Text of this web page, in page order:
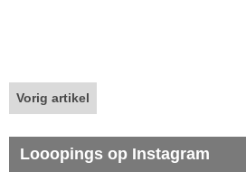
Vorig artikel
Looopings op Instagram